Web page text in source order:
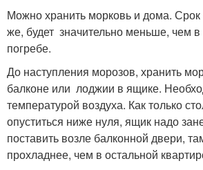
Можно хранить морковь и дома. Срок
же, будет значительно меньше, чем
погребе.
До наступления морозов, хранить
балконе или лоджии в ящике.
температурой воздуха. Как только
опуститься ниже нуля, ящик надо
поставить возле балконной двери,
прохладнее, чем в остальной